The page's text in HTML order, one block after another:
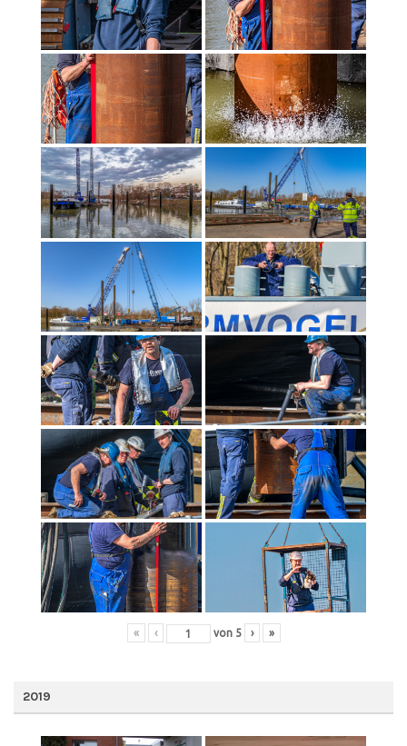
« ‹ von 5 › »
2019